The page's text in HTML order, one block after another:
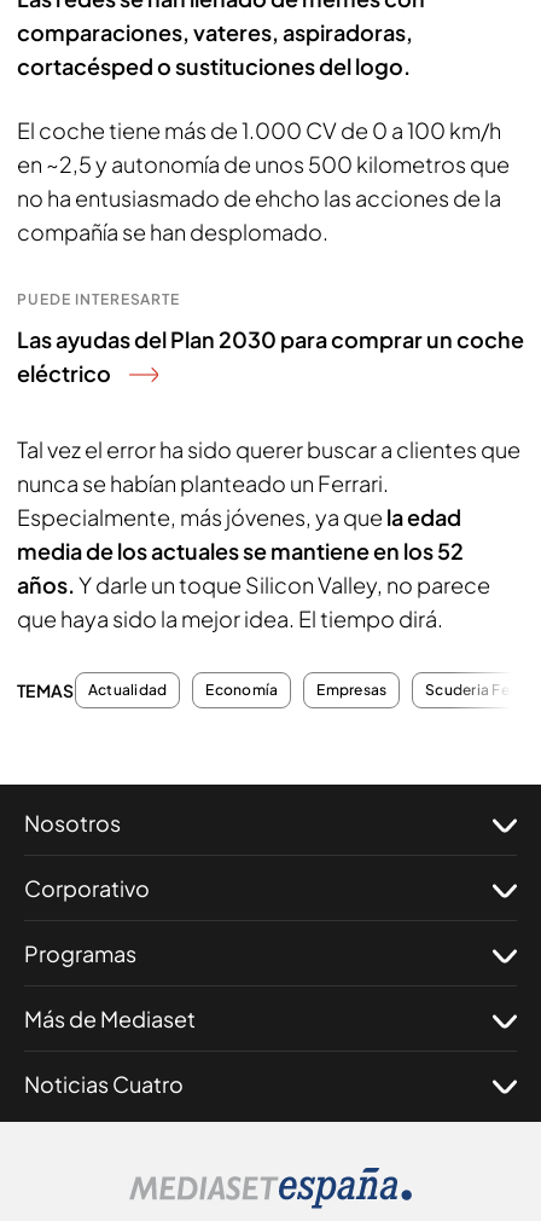
comparaciones, vateres, aspiradoras,
cortacésped o sustituciones del logo.
El coche tiene más de 1.000 CV de 0 a 100 km/h
en ~2,5 y autonomía de unos 500 kilometros que
no ha entusiasmado de ehcho las acciones de la
compañía se han desplomado.
PUEDE INTERESARTE
Las ayudas del Plan 2030 para comprar un coche
eléctrico
Tal vez el error ha sido querer buscar a clientes que
nunca se habían planteado un Ferrari.
Especialmente, más jóvenes, ya que la edad
media de los actuales se mantiene en los 52
años.Y darle un toque Silicon Valley, no parece
que haya sido la mejor idea. El tiempo dirá.
TEMAS Actualidad Economía Empresas Scuderia Ferrari
Nosotros
Corporativo
Programas
Más de Mediaset
Noticias Cuatro